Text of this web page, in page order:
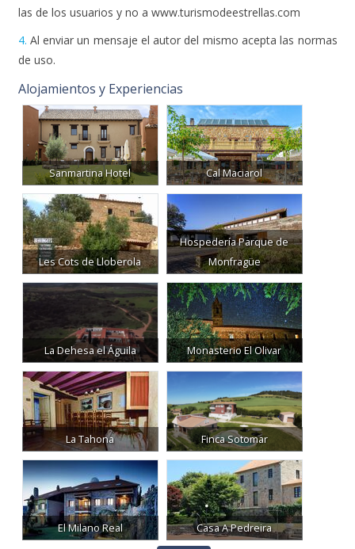
las de los usuarios y no a www.turismodeestrellas.com
4. Al enviar un mensaje el autor del mismo acepta las normas
de uso.
Alojamientos y Experiencias
Sanmartina Hotel Cal Maciarol
Les Cots de Lloberola
Hospedería Parque de
Monfragüe
La Dehesa el Águila Monasterio El Olivar
La Tahona Finca Sotomar
El Milano Real Casa A Pedreira